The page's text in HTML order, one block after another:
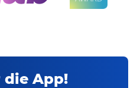
die App!